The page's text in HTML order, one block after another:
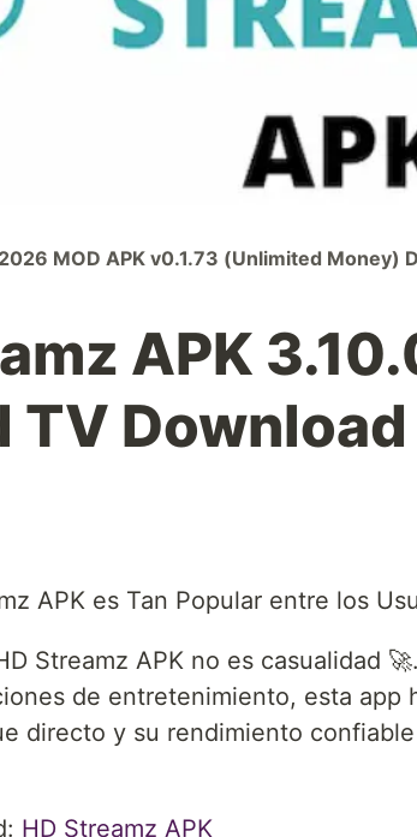
MOD APK v0.1.73 (Unlimited Money)
APK
TV
APK es Tan Popular entre los
Streamz APK no es casualidad
de entretenimiento, esta app
directo y su rendimiento
HD Streamz APK